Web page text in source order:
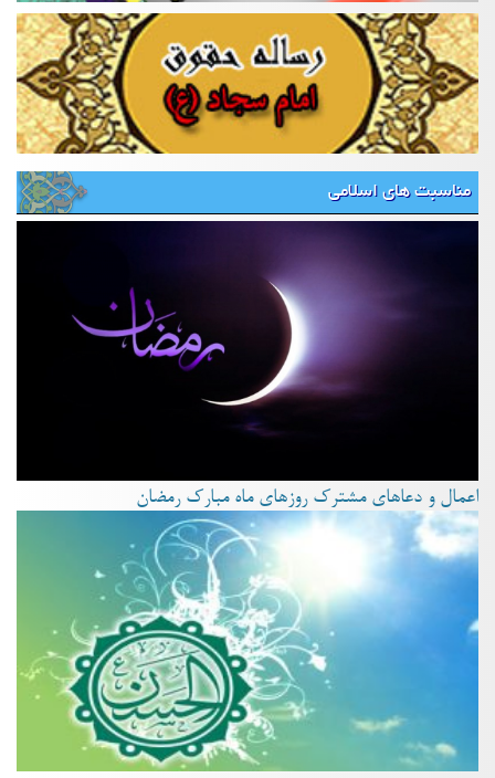
مناسبت های اسلامی
اعمال و دعاهای مشترک روزهای ماه مبارک رمضان